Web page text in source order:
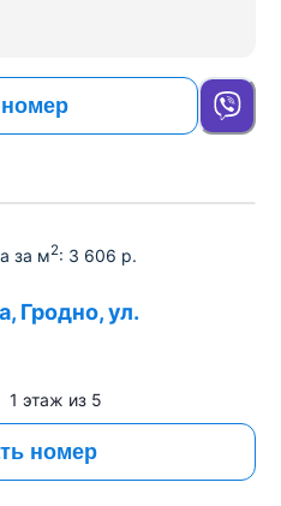
номер
за м2: 3 606 р.
Гродно, ул.
1 этаж из 5
номер